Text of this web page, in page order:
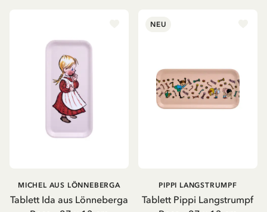
Tablett Ida aus Lönneberga
MICHEL AUS LÖNNEBERGA
NEU
Tablett Pippi Langstrumpf
PIPPI LANGSTRUMPF